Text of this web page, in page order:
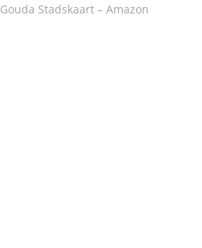
Gouda Stadskaart – Amazon